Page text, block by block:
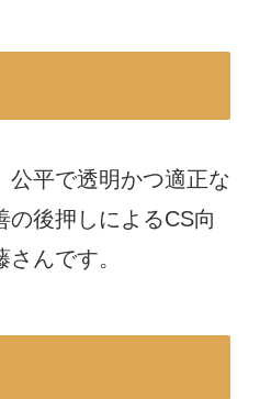
公平で透明かつ適正な
後押しによるCS向
んです。